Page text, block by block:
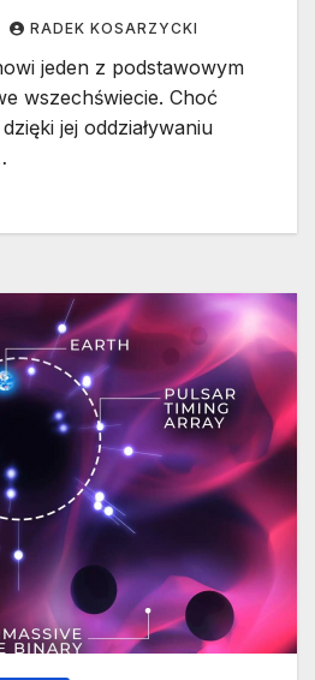
materię?
RADEK KOSARZYCKI
jeden z podstawowym
wszechświecie. Choć
jej oddziaływaniu